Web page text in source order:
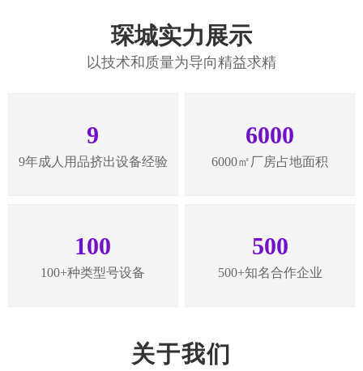
琛城实力展示
以技术和质量为导向精益求精
9
9年成人用品挤出设备经验
6000
6000㎡厂房占地面积
100
100+种类型号设备
500
500+知名合作企业
关于我们